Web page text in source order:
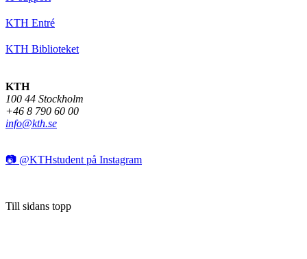
KTH Entré
KTH Biblioteket
KTH
100 44 Stockholm
+46 8 790 60 00
info@kth.se
📷 @KTHstudent på Instagram
Till sidans topp